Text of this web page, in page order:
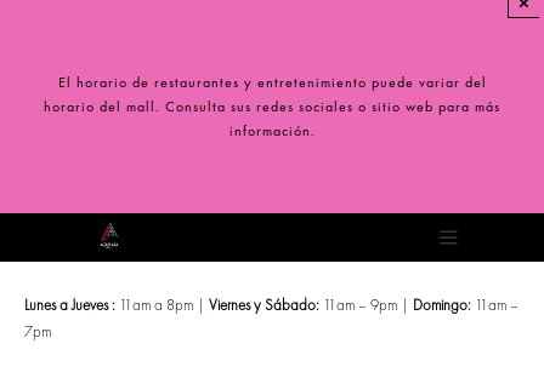
contenidoEl horario de restaurantes y entretenimiento puede variar del
horario del mall. Consulta sus redes sociales o sitio web para más
información.
Toggle
Lunes a Jueves :11am a 8pm | Viernes y Sábado:11am – 9pm | Domingo:11am –
7pm